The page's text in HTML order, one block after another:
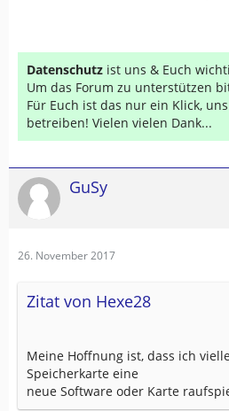
Datenschutz ist uns & Euch
Um das Forum zu unterstützen
Für Euch ist das nur ein Klick,
betreiben! Vielen vielen Dank...
GuSy
26. November 2017
Zitat von Hexe28
Meine Hoffnung ist, dass ich
Speicherkarte eine
neue Software oder Karte